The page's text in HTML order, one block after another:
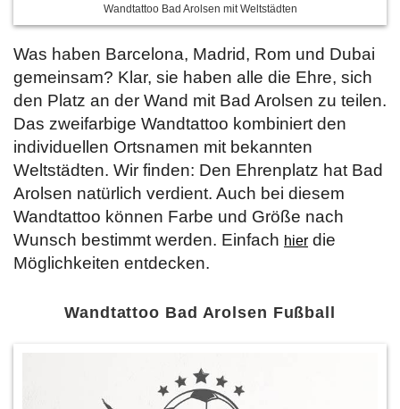
Wandtattoo Bad Arolsen mit Weltstädten
Was haben Barcelona, Madrid, Rom und Dubai
gemeinsam? Klar, sie haben alle die Ehre, sich
den Platz an der Wand mit Bad Arolsen zu teilen.
Das zweifarbige Wandtattoo kombiniert den
individuellen Ortsnamen mit bekannten
Weltstädten. Wir finden: Den Ehrenplatz hat Bad
Arolsen natürlich verdient. Auch bei diesem
Wandtattoo können Farbe und Größe nach
Wunsch bestimmt werden. Einfach hier die
Möglichkeiten entdecken.
Wandtattoo Bad Arolsen Fußball